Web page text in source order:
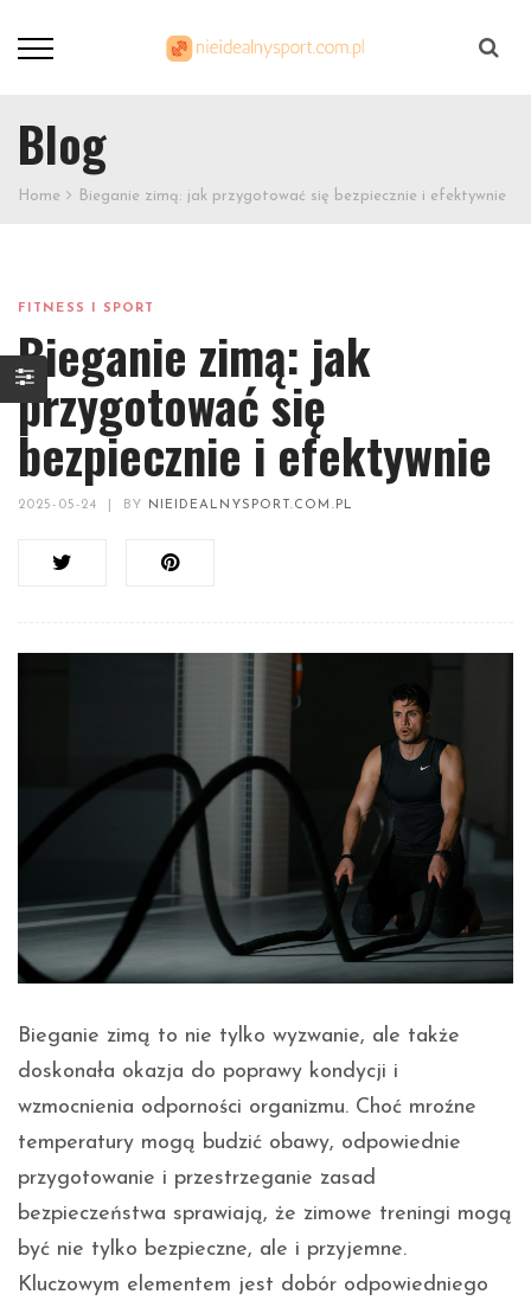
Blog
Home Bieganie zimą: jak przygotować się bezpiecznie i efektywnie
FITNESS I SPORT
Bieganie zimą: jak
przygotować się
bezpiecznie i efektywnie
2025-05-24 BY NIEIDEALNYSPORT.COM.PL
Bieganie zimą to nie tylko wyzwanie, ale także
doskonała okazja do poprawy kondycji i
wzmocnienia odporności organizmu. Choć mroźne
temperatury mogą budzić obawy, odpowiednie
przygotowanie i przestrzeganie zasad
bezpieczeństwa sprawiają, że zimowe treningi mogą
być nie tylko bezpieczne, ale i przyjemne.
Kluczowym elementem jest dobór odpowiedniego